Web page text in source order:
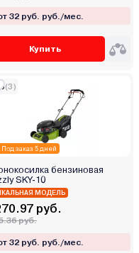
32 руб. руб./мес.
Купить
Под заказ 5 дней
5(3)
бензиновая
SKY-10
МОДЕЛЬ
руб.
руб.
32 руб. руб./мес.